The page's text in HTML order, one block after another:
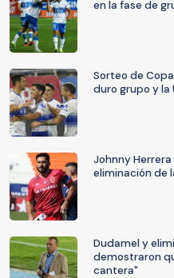
en la fase de
Sorteo de
duro grupo y la
Johnny
eliminación de
Dudamel y
demostraron
cantera"